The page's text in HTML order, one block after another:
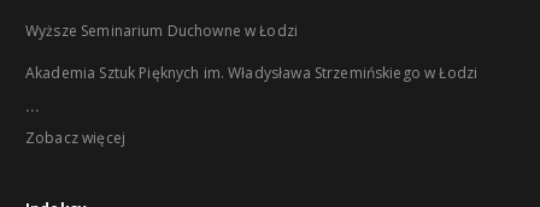
Wyższe Seminarium Duchowne w Łodzi
Akademia Sztuk Pięknych im. Władysława Strzemińskiego w Łodzi
...
Zobacz więcej